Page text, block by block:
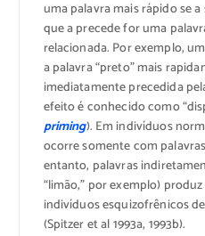
uma palavra mais rápido se
que a precede for uma
relacionada. Por exemplo,
a palavra “preto” mais
imediatamente precedida
efeito é conhecido como
priming). Em indivíduos
ocorre somente com
entanto, palavras
“limão,” por exemplo)
indivíduos esquizofrênicos
(Spitzer et al 1993a, 1993b).